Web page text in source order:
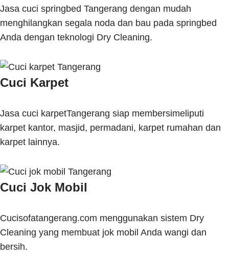
Jasa cuci springbed Tangerang dengan mudah
menghilangkan segala noda dan bau pada springbed
Anda dengan teknologi Dry Cleaning.
Cuci Karpet
Jasa cuci karpetTangerang siap membersimeliputi
karpet kantor, masjid, permadani, karpet rumahan dan
karpet lainnya.
Cuci Jok Mobil
Cucisofatangerang.com menggunakan sistem Dry
Cleaning yang membuat jok mobil Anda wangi dan
bersih.